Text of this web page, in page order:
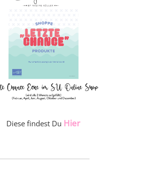
Diese findest Du Hier